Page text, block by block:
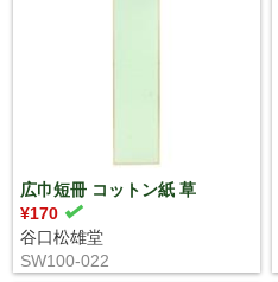
広巾短冊 コットン紙 草
¥170
谷口松雄堂
SW100-022